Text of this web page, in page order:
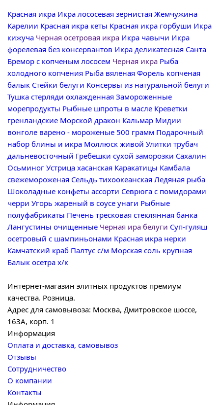
Красная икра Икра лососевая зернистая Жемчужина
Карелии Красная икра кеты Красная икра горбуши Икра
кижуча Черная осетровая икра Икра чавычи Икра
форелевая без консервантов Икра деликатесная Санта
Бремор с копченым лососем Черная икра Рыба
холодного копчения Рыба вяленая Форель копченая
балык Стейки белуги Консервы из натуральной белуги
Тушка стерляди охлажденная Замороженные
морепродукты Рыбные шпроты в масле Креветки
гренландские Морской дракон Кальмар Мидии
вонголе варено - мороженые 500 грамм Подарочный
набор блины и икра Моллюск живой Улитки трубач
дальневосточный Гребешки сухой заморозки Сахалин
Осьминог Устрица хасанская Каракатицы Камбала
свежемороженая Сельдь тихоокеанская Ледяная рыба
Шоколадные конфеты ассорти Севрюга с помидорами
черри Угорь жареный в соусе унаги Рыбные
полуфабрикаты Печень тресковая стеклянная банка
Лангустины очищенные Черная ира белуги Суп-гуляш
осетровый с шампиньонами Красная икра нерки
Камчатский краб Палтус с/м Морская соль крупная
Балык осетра х/к
Интернет-магазин элитных продуктов премиум
качества. Розница.
Адрес для самовывоза: Москва, Дмитровское шоссе,
163А, корп. 1
Информация
Оплата и доставка, самовывоз
Отзывы
Сотрудничество
О компании
Контакты